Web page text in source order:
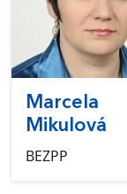
Marcela
Mikulová
BEZPP